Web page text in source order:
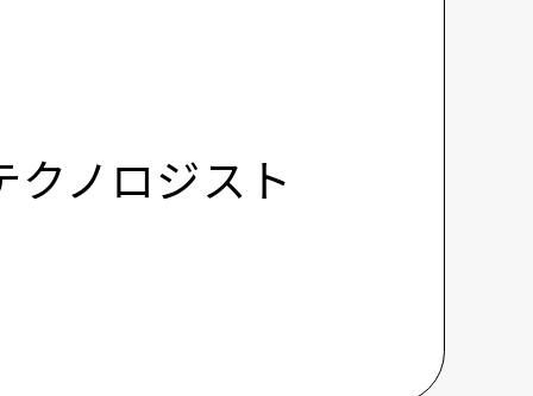
クノロジスト